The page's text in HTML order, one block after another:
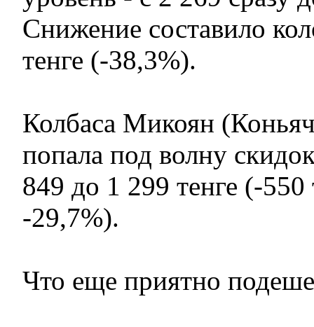
Снижение составило
тенге (-38,3%).
Колбаса Микоян
попала под волну
849 до 1 299 тенге (-550
-29,7%).
Что еще приятно